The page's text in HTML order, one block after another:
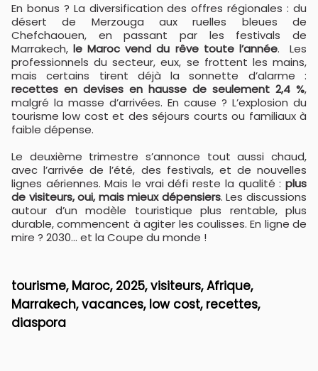
En bonus ? La diversification des offres régionales : du
désert de Merzouga aux ruelles bleues de
Chefchaouen, en passant par les festivals de
Marrakech,le Maroc vend du rêve toute l’année. Les
professionnels du secteur, eux, se frottent les mains,
mais certains tirent déjà la sonnette d’alarme :
recettes en devises en hausse de seulement 2,4 %,
malgré la masse d’arrivées. En cause ? L’explosion du
tourisme low cost et des séjours courts ou familiaux à
faible dépense.
Le deuxième trimestre s’annonce tout aussi chaud,
avec l’arrivée de l’été, des festivals, et de nouvelles
lignes aériennes. Mais le vrai défi reste la qualité : plus
de visiteurs, oui, mais mieux dépensiers. Les discussions
autour d’un modèle touristique plus rentable, plus
durable, commencent à agiter les coulisses. En ligne de
mire ? 2030… et la Coupe du monde !
tourisme, Maroc, 2025, visiteurs, Afrique,
Marrakech, vacances, low cost, recettes,
diaspora